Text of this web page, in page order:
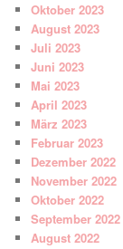
Oktober 2023
August 2023
Juli 2023
Juni 2023
Mai 2023
April 2023
März 2023
Februar 2023
Dezember 2022
November 2022
Oktober 2022
September 2022
August 2022